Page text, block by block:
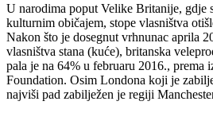
U narodima poput Velike Britanije, gdje
kulturnim običajem, stope vlasništva
Nakon što je dosegnut vrhnunac aprila
vlasništva stana (kuće), britanska
pala je na 64% u februaru 2016., prema
Foundation. Osim Londona koji je
najviši pad zabilježen je regiji